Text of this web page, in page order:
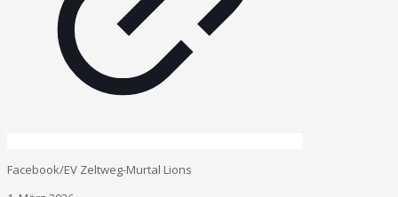
Facebook/EV Zeltweg-Murtal Lions